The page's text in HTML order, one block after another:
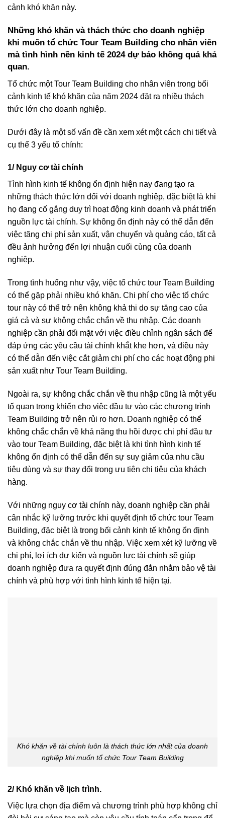
cảnh khó khăn này.
Những khó khăn và thách thức cho doanh nghiệp
khi muốn tổ chức Tour Team Building cho nhân viên
mà tình hình nền kinh tế 2024 dự báo không quá khả
quan.
Tổ chức một Tour Team Building cho nhân viên trong bối
cảnh kinh tế khó khăn của năm 2024 đặt ra nhiều thách
thức lớn cho doanh nghiệp.
Dưới đây là một số vấn đề cần xem xét một cách chi tiết và
cụ thể 3 yếu tố chính:
1/ Nguy cơ tài chính
Tình hình kinh tế không ổn định hiện nay đang tạo ra
những thách thức lớn đối với doanh nghiệp, đặc biệt là khi
họ đang cố gắng duy trì hoạt động kinh doanh và phát triển
nguồn lực tài chính. Sự không ổn định này có thể dẫn đến
việc tăng chi phí sản xuất, vận chuyển và quảng cáo, tất cả
đều ảnh hưởng đến lợi nhuận cuối cùng của doanh
nghiệp.
Trong tình huống như vậy, việc tổ chức tour Team Building
có thể gặp phải nhiều khó khăn. Chi phí cho việc tổ chức
tour này có thể trở nên không khả thi do sự tăng cao của
giá cả và sự không chắc chắn về thu nhập. Các doanh
nghiệp cần phải đối mặt với việc điều chỉnh ngân sách để
đáp ứng các yêu cầu tài chính khắt khe hơn, và điều này
có thể dẫn đến việc cắt giảm chi phí cho các hoạt động phi
sản xuất như Tour Team Building.
Ngoài ra, sự không chắc chắn về thu nhập cũng là một yếu
tố quan trọng khiến cho việc đầu tư vào các chương trình
Team Building trở nên rủi ro hơn. Doanh nghiệp có thể
không chắc chắn về khả năng thu hồi được chi phí đầu tư
vào tour Team Building, đặc biệt là khi tình hình kinh tế
không ổn định có thể dẫn đến sự suy giảm của nhu cầu
tiêu dùng và sự thay đổi trong ưu tiên chi tiêu của khách
hàng.
Với những nguy cơ tài chính này, doanh nghiệp cần phải
cân nhắc kỹ lưỡng trước khi quyết định tổ chức tour Team
Building, đặc biệt là trong bối cảnh kinh tế không ổn định
và không chắc chắn về thu nhập. Việc xem xét kỹ lưỡng về
chi phí, lợi ích dự kiến và nguồn lực tài chính sẽ giúp
doanh nghiệp đưa ra quyết định đúng đắn nhằm bảo vệ tài
chính và phù hợp với tình hình kinh tế hiện tại.
Khó khăn về tài chính luôn là thách thức lớn nhất của doanh
nghiệp khi muốn tổ chức Tour Team Building
2/ Khó khăn về lịch trình.
Việc lựa chọn địa điểm và chương trình phù hợp không chỉ